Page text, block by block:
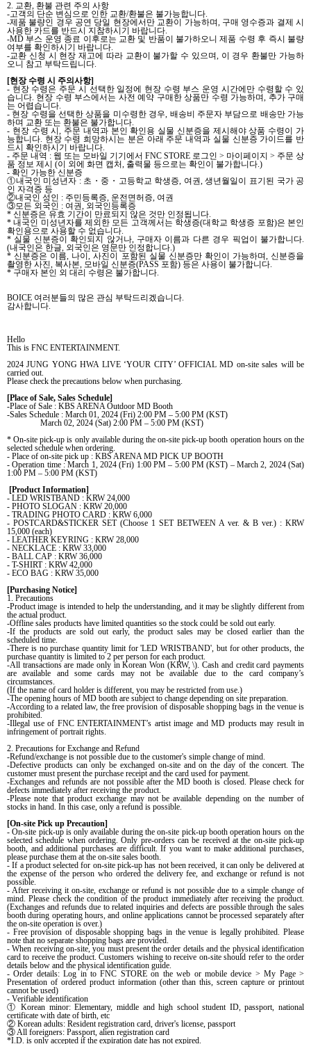
2. 교환, 환불 관련 주의 사항
-고객의 단순 변심으로 인한 교환/환불은 불가능합니다.
-제품 불량인 경우 공연 당일 현장에서만 교환이 가능하며, 구매 영수증과 결제 시
사용한 카드를 반드시 지참하시기 바랍니다.
-MD 부스 운영 종료 이후로는 교환 및 반품이 불가하오니 제품 수령 후 즉시 불량
여부를 확인하시기 바랍니다.
-교환 신청 시 현장 재고에 따라 교환이 불가할 수 있으며, 이 경우 환불만 가능하
오니 참고 부탁드립니다.
[현장 수령 시 주의사항]
- 현장 수령은 주문 시 선택한 일정에 현장 수령 부스 운영 시간에만 수령할 수 있
습니다. 현장 수령 부스에서는 사전 예약 구매한 상품만 수령 가능하며, 추가 구매
는 어렵습니다.
- 현장 수령을 선택한 상품을 미수령한 경우, 배송비 주문자 부담으로 배송만 가능
하며 교환 또는 환불은 불가합니다.
- 현장 수령 시, 주문 내역과 본인 확인용 실물 신분증을 제시해야 상품 수령이 가
능합니다. 현장 수령 희망하시는 분은 아래 주문 내역과 실물 신분증 가이드를 반
드시 확인하시기 바랍니다.
- 주문 내역 : 웹 또는 모바일 기기에서 FNC STORE 로그인 > 마이페이지 > 주문 상
품 정보 제시 (이 외에 화면 캡처, 출력물 등으로는 확인이 불가합니다.)
- 확인 가능한 신분증
①내국인 미성년자 : 초 ・ 중 ・ 고등학교 학생증, 여권,생년월일이 표기된 국가 공
인 자격증 등
②내국인 성인 : 주민등록증, 운전면허증, 여권
③모든 외국인 : 여권, 외국인등록증
* 신분증은 유효 기간이 만료되지 않은 것만 인정됩니다.
*내국인 미성년자를 제외한 모든 고객께서는 학생증(대학교 학생증 포함)은 본인
확인용으로 사용할 수 없습니다.
* 실물 신분증이 확인되지 않거나, 구매자 이름과 다른 경우 픽업이 불가합니다.
(내국인은 한글, 외국인은 영문만 인정합니다.)
*신분증은 이름, 나이,사진이 포함된 실물 신분증만 확인이 가능하며,신분증을
촬영한 사진, 복사본, 모바일 신분증(PASS 포함) 등은 사용이 불가합니다.
* 구매자 본인 외 대리 수령은 불가합니다.
BOICE 여러분들의 많은 관심 부탁드리겠습니다.
감사합니다.
Hello
This is FNC ENTERTAINMENT.
2024 JUNG YONG HWA LIVE ‘YOUR CITY’ OFFICIAL MD on-site sales will be
carried out.
Please check the precautions below when purchasing.
[Place of Sale, Sales Schedule]
-Place of Sale : KBS ARENA Outdoor MD Booth
-Sales Schedule : March 01, 2024 (Fri) 2:00 PM – 5:00 PM (KST)
March 02, 2024 (Sat) 2:00 PM – 5:00 PM (KST)
* On-site pick-up is only available during the on-site pick-up booth operation hours on the
selected schedule when ordering.
- Place of on-site pick up : KBS ARENA MD PICK UP BOOTH
- Operation time : March 1, 2024 (Fri) 1:00 PM – 5:00 PM (KST) – March 2, 2024 (Sat)
1:00 PM – 5:00 PM (KST)
[Product Information]
- LED WRISTBAND : KRW 24,000
- PHOTO SLOGAN : KRW 20,000
- TRADING PHOTO CARD : KRW 6,000
- POSTCARD&STICKER SET (Choose 1 SET BETWEEN A ver. & B ver.) : KRW
15,000 (each)
- LEATHER KEYRING : KRW 28,000
- NECKLACE : KRW 33,000
- BALL CAP : KRW 36,000
- T-SHIRT : KRW 42,000
- ECO BAG : KRW 35,000
[Purchasing Notice]
1. Precautions
-Product image is intended to help the understanding, and it may be slightly different from
the actual product.
-Offline sales products have limited quantities so the stock could be sold out early.
-If the products are sold out early, the product sales may be closed earlier than the
scheduled time.
-There is no purchase quantity limit for 'LED WRISTBAND', but for other products, the
purchase quantity is limited to 2 per person for each product.
-All transactions are made only in Korean Won (KRW, \). Cash and credit card payments
are available and some cards may not be available due to the card company’s
circumstances.
(If the name of card holder is different, you may be restricted from use.)
-The opening hours of MD booth are subject to change depending on site preparation.
-According to a related law, the free provision of disposable shopping bags in the venue is
prohibited.
-Illegal use of FNC ENTERTAINMENT’s artist image and MD products may result in
infringement of portrait rights.
2. Precautions for Exchange and Refund
-Refund/exchange is not possible due to the customer's simple change of mind.
-Defective products can only be exchanged on-site and on the day of the concert. The
customer must present the purchase receipt and the card used for payment.
-Exchanges and refunds are not possible after the MD booth is closed. Please check for
defects immediately after receiving the product.
-Please note that product exchange may not be available depending on the number of
stocks in hand. In this case, only a refund is possible.
[On-site Pick up Precaution]
- On-site pick-up is only available during the on-site pick-up booth operation hours on the
selected schedule when ordering. Only pre-orders can be received at the on-site pick-up
booth, and additional purchases are difficult. If you want to make additional purchases,
please purchase them at the on-site sales booth.
- If a product selected for on-site pick-up has not been received, it can only be delivered at
the expense of the person who ordered the delivery fee, and exchange or refund is not
possible.
- After receiving it on-site, exchange or refund is not possible due to a simple change of
mind. Please check the condition of the product immediately after receiving the product.
(Exchanges and refunds due to related inquiries and defects are possible through the sales
booth during operating hours, and online applications cannot be processed separately after
the on-site operation is over.)
- Free provision of disposable shopping bags in the venue is legally prohibited. Please
note that no separate shopping bags are provided.
- When receiving on-site, you must present the order details and the physical identification
card to receive the product. Customers wishing to receive on-site should refer to the order
details below and the physical identification guide.
- Order details: Log in to FNC STORE on the web or mobile device > My Page >
Presentation of ordered product information (other than this, screen capture or printout
cannot be used)
- Verifiable identification
① Korean minor: Elementary, middle and high school student ID, passport, national
certificate with date of birth, etc
② Korean adults: Resident registration card, driver's license, passport
③All foreigners: Passport, alien registration card
*I.D. is only accepted if the expiration date has not expired.